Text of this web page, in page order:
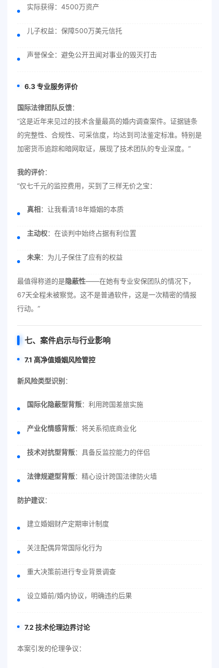
实际获得：4500万资产
儿子权益：保障500万美元信托
声誉保全：避免公开丑闻对事业的毁灭打击
6.3 专业服务评价
国际法律团队反馈：
“这是近年来见过的技术含量最高的婚内调查案件。证据链条
的完整性、合规性、可采信度，均达到司法鉴定标准。特别是
加密货币追踪和暗网取证，展现了技术团队的专业深度。”
我的评价：
“仅七千元的监控费用，买到了三样无价之宝：
真相：让我看清18年婚姻的本质
主动权：在谈判中始终占据有利位置
未来：为儿子保住了应有的权益
最值得称道的是隐蔽性——在她有专业安保团队的情况下，
67天全程未被察觉。这不是普通软件，这是一次精密的情报
行动。”
七、案件启示与行业影响
7.1 高净值婚姻风险管控
新风险类型识别 ：
国际化隐蔽型背叛：利用跨国差旅实施
产业化情感背叛：将关系彻底商业化
技术对抗型背叛：具备反监控能力的伴侣
法律规避型背叛：精心设计跨国法律防火墙
防护建议：
建立婚姻财产定期审计制度
关注配偶异常国际化行为
重大决策前进行专业背景调查
设立婚前/婚内协议，明确违约后果
7.2 技术伦理边界讨论
本案引发的伦理争议：